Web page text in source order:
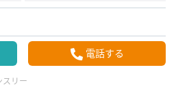
電話する
リー